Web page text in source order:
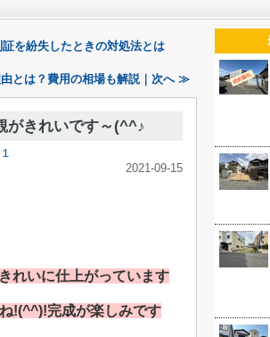
を紛失したときの対処法とは
とは？費用の相場も解説｜次へ ≫
がきれいです～(^^♪
2021-09-15
れいに仕上がっています
!(^^)!完成が楽しみです